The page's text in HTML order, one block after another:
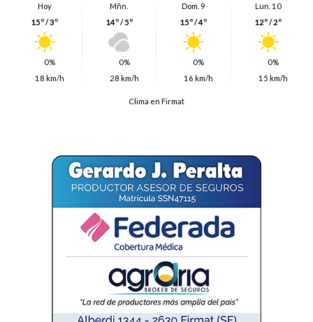
Hoy
15º / 3º
0%
18 km/h
Mñn.
14º / 5º
0%
28 km/h
Dom. 9
15º / 4º
0%
16 km/h
Lun. 10
12º / 2º
0%
15 km/h
Clima en Firmat